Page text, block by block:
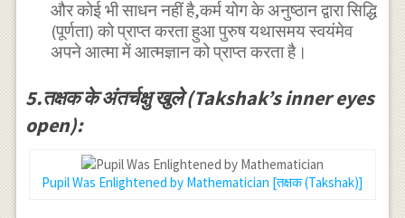
और कोई भी साधन नहीं है,कर्म योग के अनुष्ठान द्वारा सिद्धि
(पूर्णता) को प्राप्त करता हुआ पुरुष यथासमय स्वयंमेव
अपने आत्मा में आत्मज्ञान को प्राप्त करता है।
5.तक्षक के अंतर्चक्षु खुले (Takshak’s inner eyes
open):
Pupil Was Enlightened by Mathematician [तक्षक (Takshak)]